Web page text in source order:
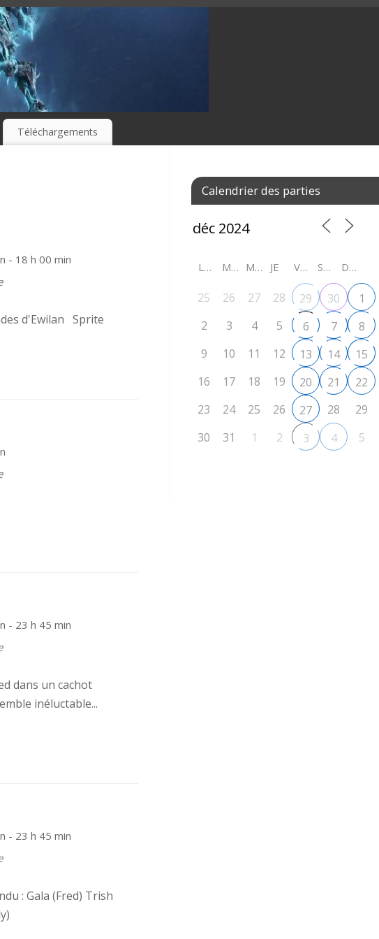
Téléchargements
- 18 h 00 min
d'Ewilan Sprite
- 23 h 45 min
dans un cachot
inéluctable...
- 23 h 45 min
: Gala (Fred) Trish
Calendrier des parties
LU MA ME JE VE SA DI
25 26 27 28 29 30
1
2
3 4 5 6 7
8
9
10 11 12 13 14
15
16
17 18 19 20 21
22
23
24 25 26 27 28
29
30
31 1 2 3 4 5